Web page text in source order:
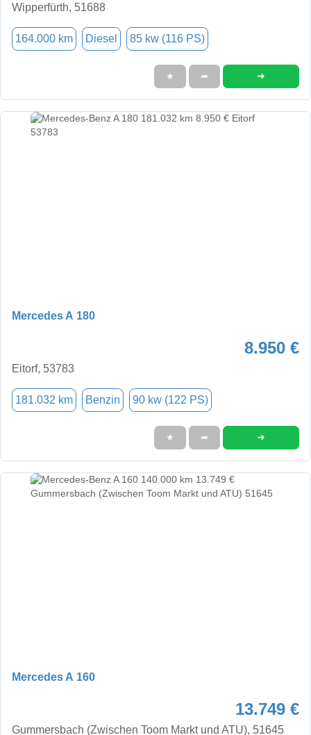
Wipperfürth, 51688
164.000 km Diesel 85 kw (116 PS)
★ ➦ ➜
Mercedes A 180
8.950 €
Eitorf, 53783
181.032 km Benzin 90 kw (122 PS)
★ ➦ ➜
Mercedes A 160
13.749 €
Gummersbach (Zwischen Toom Markt und ATU), 51645